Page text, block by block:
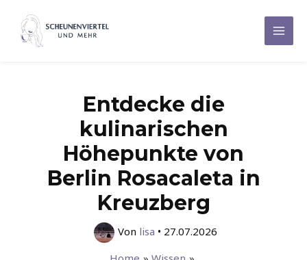
Inhalt
springen
Main
Entdecke die
kulinarischen
Höhepunkte von
Berlin Rosacaleta in
Kreuzberg
Von lisa • 27.07.2026